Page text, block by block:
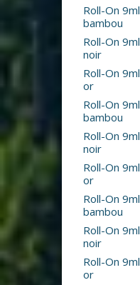
Roll-On
bambou
Roll-On
noir
Roll-On
or
Roll-On
bambou
Roll-On
noir
Roll-On
or
Roll-On
bambou
Roll-On
noir
Roll-On
or